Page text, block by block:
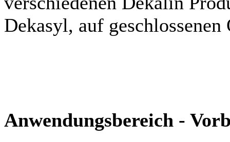
Dekasyl, auf
Anwendungsbereich -